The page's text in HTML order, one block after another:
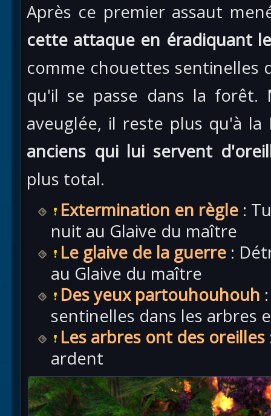
Après ce premier assaut
cette attaque en éradiquant
comme chouettes sentinelles
qu'il se passe dans la
aveuglée, il reste plus qu'à
anciens qui lui servent
plus total.
Extermination en règle :
nuit au Glaive du maître
Le glaive de la guerre :
au Glaive du maître
Des yeux partouhouhouh
sentinelles dans les arbres
Les arbres ont des oreilles
ardent